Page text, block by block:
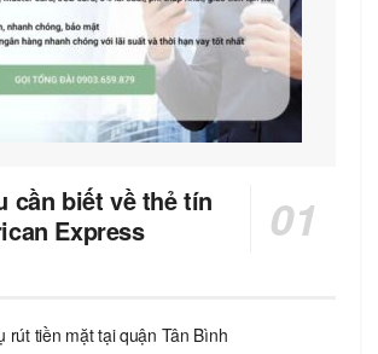
cần biết về thẻ tín
Express
rút tiền mặt tại quận Tân Bình